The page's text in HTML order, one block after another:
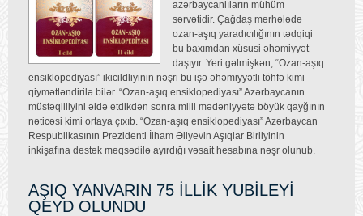
azərbaycanlıların mühüm
sərvətidir. Çağdaş mərhələdə
ozan-aşıq yaradıcılığının tədqiqi
bu baxımdan xüsusi əhəmiyyət
daşıyır. Yeri gəlmişkən, “Ozan-aşıq
ensiklopediyası” ikicildliyinin nəşri bu işə əhəmiyyətli töhfə kimi
qiymətləndirilə bilər. “Ozan-aşıq ensiklopediyası” Azərbaycanın
müstəqilliyini əldə etdikdən sonra milli mədəniyyətə böyük qayğının
nəticəsi kimi ortaya çıxıb. “Ozan-aşıq ensiklopediyası” Azərbaycan
Respublikasının Prezidenti İlham Əliyevin Aşıqlar Birliyinin
inkişafına dəstək məqsədilə ayırdığı vəsait hesabına nəşr olunub.
AŞIQ YANVARIN 75 İLLİK YUBİLEYİ
QEYD OLUNDU